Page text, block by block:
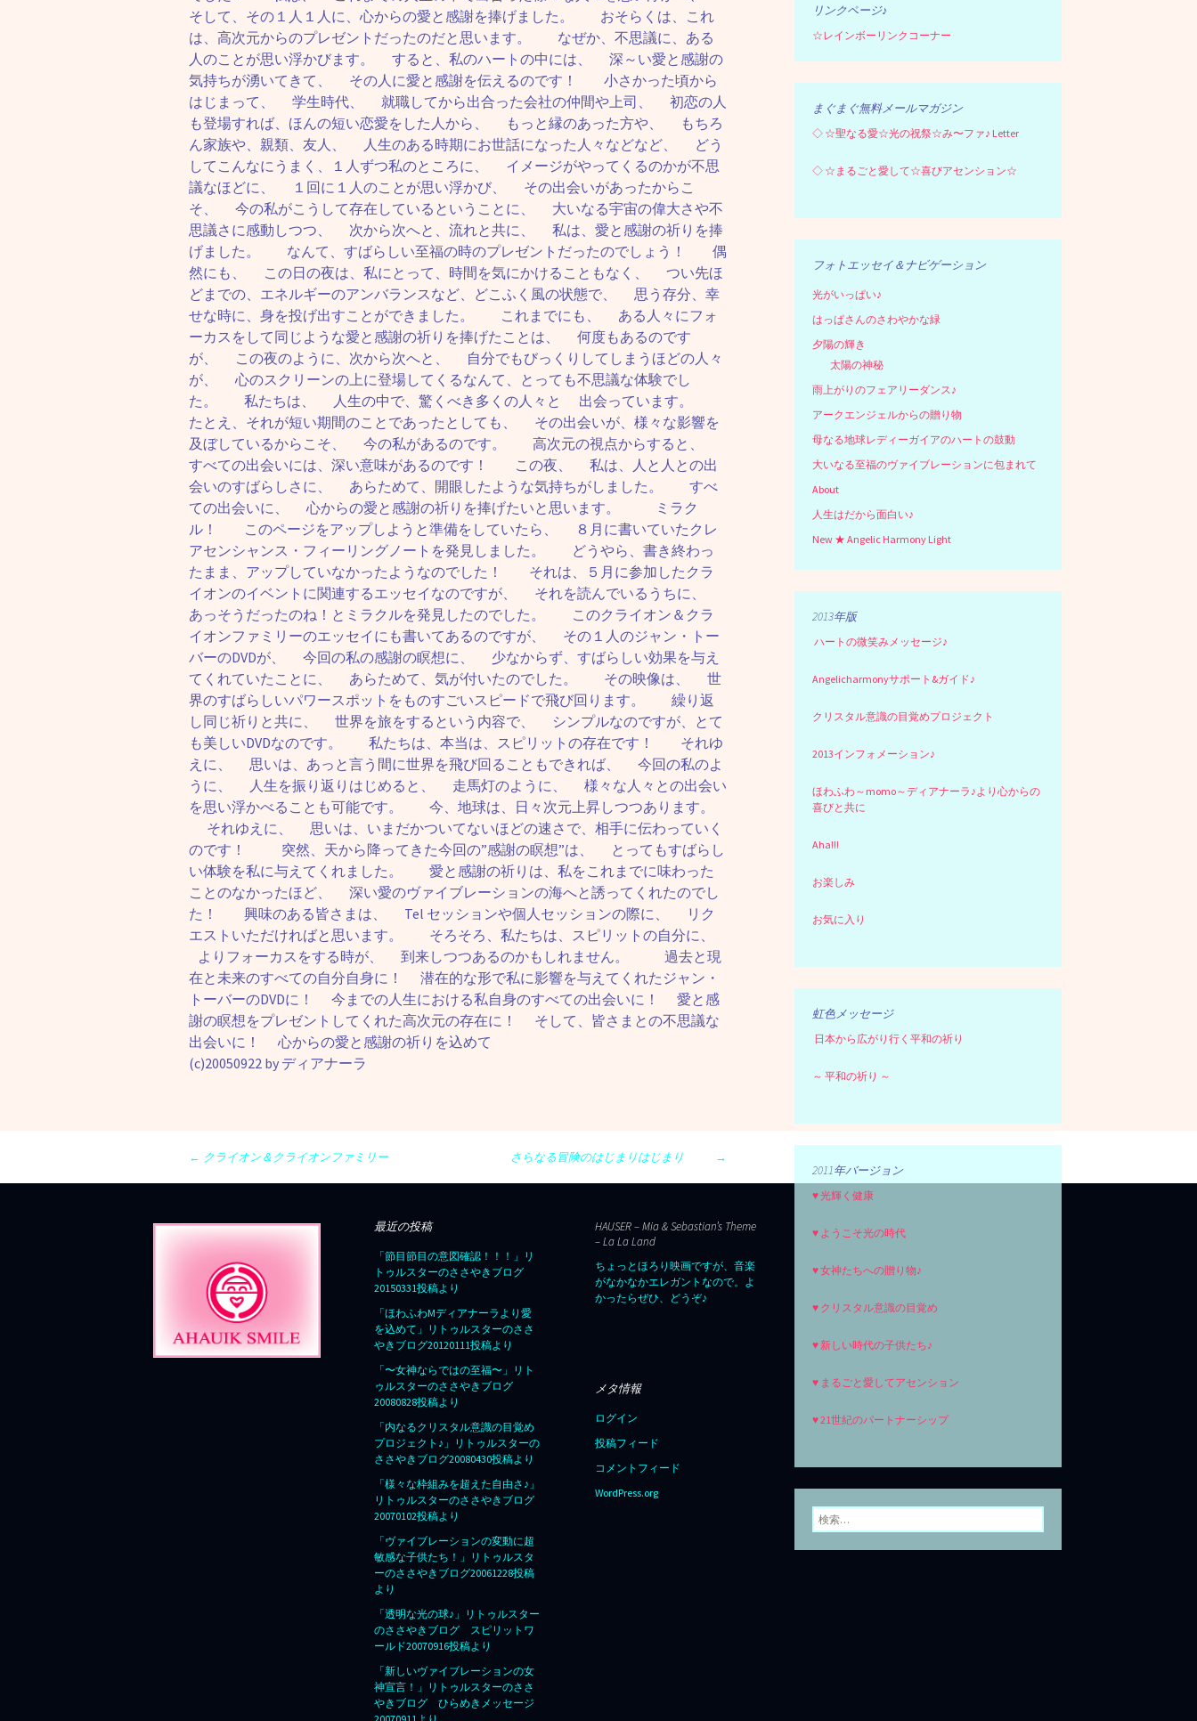
そして、その１人１人に、心からの愛と感謝を捧げました。 おそらくは、これ
は、高次元からのプレゼントだったのだと思います。 なぜか、不思議に、ある
人のことが思い浮かびます。 すると、私のハートの中には、 深～い愛と感謝の
気持ちが湧いてきて、 その人に愛と感謝を伝えるのです！ 小さかった頃から
はじまって、 学生時代、 就職してから出合った会社の仲間や上司、 初恋の人
も登場すれば、ほんの短い恋愛をした人から、 もっと縁のあった方や、 もちろ
ん家族や、親類、友人、 人生のある時期にお世話になった人々などなど、 どう
してこんなにうまく、１人ずつ私のところに、 イメージがやってくるのかが不思
議なほどに、 １回に１人のことが思い浮かび、 その出会いがあったからこ
そ、 今の私がこうして存在しているということに、 大いなる宇宙の偉大さや不
思議さに感動しつつ、 次から次へと、流れと共に、 私は、愛と感謝の祈りを捧
げました。 なんて、すばらしい至福の時のプレゼントだったのでしょう！ 偶
然にも、 この日の夜は、私にとって、時間を気にかけることもなく、 つい先ほ
どまでの、エネルギーのアンバランスなど、どこふく風の状態で、 思う存分、幸
せな時に、身を投げ出すことができました。 これまでにも、 ある人々にフォ
ーカスをして同じような愛と感謝の祈りを捧げたことは、 何度もあるのです
が、 この夜のように、次から次へと、 自分でもびっくりしてしまうほどの人々
が、 心のスクリーンの上に登場してくるなんて、とっても不思議な体験でし
た。 私たちは、 人生の中で、驚くべき多くの人々と 出会っています。
たとえ、それが短い期間のことであったとしても、 その出会いが、様々な影響を
及ぼしているからこそ、 今の私があるのです。 高次元の視点からすると、
すべての出会いには、深い意味があるのです！ この夜、 私は、人と人との出
会いのすばらしさに、 あらためて、開眼したような気持ちがしました。 すべ
ての出会いに、 心からの愛と感謝の祈りを捧げたいと思います。 ミラク
ル！ このページをアップしようと準備をしていたら、 ８月に書いていたクレ
アセンシャンス・フィーリングノートを発見しました。 どうやら、書き終わっ
たまま、アップしていなかったようなのでした！ それは、５月に参加したクラ
イオンのイベントに関連するエッセイなのですが、 それを読んでいるうちに、
あっそうだったのね！とミラクルを発見したのでした。 このクライオン＆クラ
イオンファミリーのエッセイにも書いてあるのですが、 その１人のジャン・トー
バーのDVDが、 今回の私の感謝の瞑想に、 少なからず、すばらしい効果を与え
てくれていたことに、 あらためて、気が付いたのでした。 その映像は、 世
界のすばらしいパワースポットをものすごいスピードで飛び回ります。 繰り返
し同じ祈りと共に、 世界を旅をするという内容で、 シンプルなのですが、とて
も美しいDVDなのです。 私たちは、本当は、スピリットの存在です！ それゆ
えに、 思いは、あっと言う間に世界を飛び回ることもできれば、 今回の私のよ
うに、 人生を振り返りはじめると、 走馬灯のように、 様々な人々との出会い
を思い浮かべることも可能です。 今、地球は、日々次元上昇しつつあります。
それゆえに、 思いは、いまだかついてないほどの速さで、相手に伝わっていく
のです！ 突然、天から降ってきた今回の”感謝の瞑想”は、 とってもすばらし
い体験を私に与えてくれました。 愛と感謝の祈りは、私をこれまでに味わった
ことのなかったほど、 深い愛のヴァイブレーションの海へと誘ってくれたのでし
た！ 興味のある皆さまは、 Tel セッションや個人セッションの際に、 リク
エストいただければと思います。 そろそろ、私たちは、スピリットの自分に、
よりフォーカスをする時が、 到来しつつあるのかもしれません。 過去と現
在と未来のすべての自分自身に！ 潜在的な形で私に影響を与えてくれたジャン・
トーバーのDVDに！ 今までの人生における私自身のすべての出会いに！ 愛と感
謝の瞑想をプレゼントしてくれた高次元の存在に！ そして、皆さまとの不思議な
出会いに！ 心からの愛と感謝の祈りを込めて
(c)20050922 by ディアナーラ
← クライオン＆クライオンファミリー さらなる冒険のはじまりはじまり →
リンクページ♪
☆レインボーリンクコーナー
まぐまぐ無料メールマガジン
◇ ☆聖なる愛☆光の祝祭☆み〜ファ♪ Letter
◇ ☆まるごと愛して☆喜びアセンション☆
フォトエッセイ＆ナビゲーション
光がいっぱい♪
はっぱさんのさわやかな緑
夕陽の輝き
太陽の神秘
雨上がりのフェアリーダンス♪
アークエンジェルからの贈り物
母なる地球レディーガイアのハートの鼓動
大いなる至福のヴァイブレーションに包まれて
About
人生はだから面白い♪
New ★ Angelic Harmony Light
2013年版
ハートの微笑みメッセージ♪
Angelicharmonyサポート&ガイド♪
クリスタル意識の目覚めプロジェクト
2013インフォメーション♪
ほわふわ～momo～ディアナーラ♪より心からの
喜びと共に
Aha!!!
お楽しみ
お気に入り
虹色メッセージ
日本から広がり行く平和の祈り
～ 平和の祈り ～
2011年バージョン
♥ 光輝く健康
♥ ようこそ光の時代
♥ 女神たちへの贈り物♪
♥ クリスタル意識の目覚め
♥ 新しい時代の子供たち♪
♥ まるごと愛してアセンション
♥ 21世紀のパートナーシップ
検
索:
最近の投稿
「節目節目の意図確認！！！」リ
トゥルスターのささやきブログ
20150331投稿より
「ほわふわMディアナーラより愛
を込めて」リトゥルスターのささ
やきブログ20120111投稿より
「〜女神ならではの至福〜」リト
ゥルスターのささやきブログ
20080828投稿より
「内なるクリスタル意識の目覚め
プロジェクト♪」リトゥルスターの
ささやきブログ20080430投稿より
「様々な枠組みを超えた自由さ♪」
リトゥルスターのささやきブログ
20070102投稿より
「ヴァイブレーションの変動に超
敏感な子供たち！」リトゥルスタ
ーのささやきブログ20061228投稿
より
「透明な光の球♪」リトゥルスター
のささやきブログ スピリットワ
ールド20070916投稿より
「新しいヴァイブレーションの女
神宣言！」リトゥルスターのささ
やきブログ ひらめきメッセージ
HAUSER – Mia & Sebastian’s Theme
– La La Land
ちょっとほろり映画ですが、音楽
がなかなかエレガントなので。よ
かったらぜひ、どうぞ♪
メタ情報
ログイン
投稿フィード
コメントフィード
WordPress.org